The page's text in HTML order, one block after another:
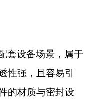
套设备场景，属于
性强，且容易引
的材质与密封设